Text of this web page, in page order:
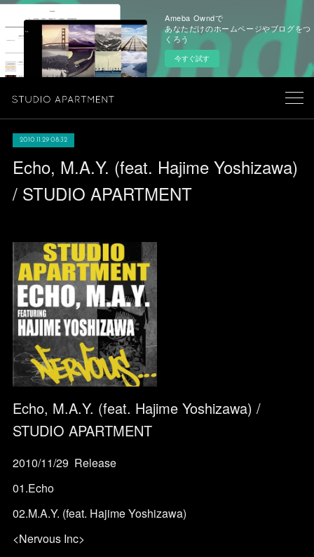
Ameba Owndで
あなただけのホームページやブログをつ
くろう
今すぐ試す
2010.11.29 08:32
Echo, M.A.Y. (feat. Hajime Yoshizawa)
/ STUDIO APARTMENT
Echo, M.A.Y. (feat. Hajime Yoshizawa) /
STUDIO APARTMENT
2010/11/29 Release
01.Echo
02.M.A.Y. (feat. Hajime Yoshizawa)
<Nervous Inc>